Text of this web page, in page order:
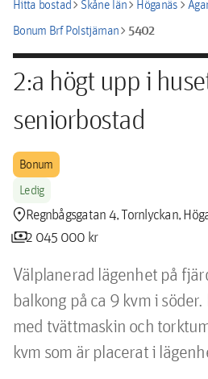
Hitta bostadchevron_rightSkåne länchevron_rightHöganäschevron_right
Bonum Brf Polstjärnanchevron_right5402
2:a högt upp i
seniorbostad
Bonum
Ledig
location_pinRegnbågsgatan 4, Tornlyckan,
payments2 045 000 kr
Välplanerad lägenhet på
balkong på ca 9 kvm i
med tvättmaskin och
kvm som är placerat i